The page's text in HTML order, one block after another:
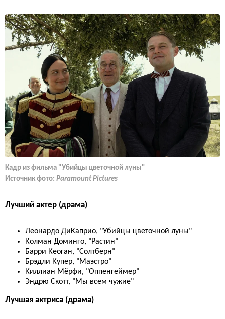
Кадр из фильма "Убийцы цветочной луны"
Источник фото: Paramount Pictures
Лучший актер (драма)
Леонардо ДиКаприо, "Убийцы цветочной луны"
Колман Доминго, "Растин"
Барри Кеоган, "Солтберн"
Брэдли Купер, "Маэстро"
Киллиан Мёрфи, "Оппенгеймер"
Эндрю Скотт, "Мы всем чужие"
Лучшая актриса (драма)